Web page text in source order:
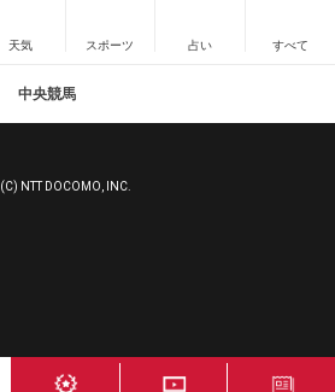
天気 スポーツ 占い すべて
中央競馬
(C) NTT DOCOMO, INC.